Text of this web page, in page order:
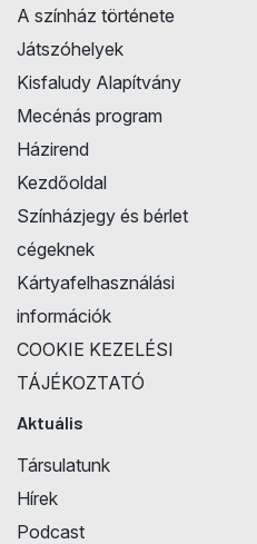
A színház története
Játszóhelyek
Kisfaludy Alapítvány
Mecénás program
Házirend
Kezdőoldal
Színházjegy és bérlet
cégeknek
Kártyafelhasználási
információk
COOKIE KEZELÉSI
TÁJÉKOZTATÓ
Aktuális
Társulatunk
Hírek
Podcast